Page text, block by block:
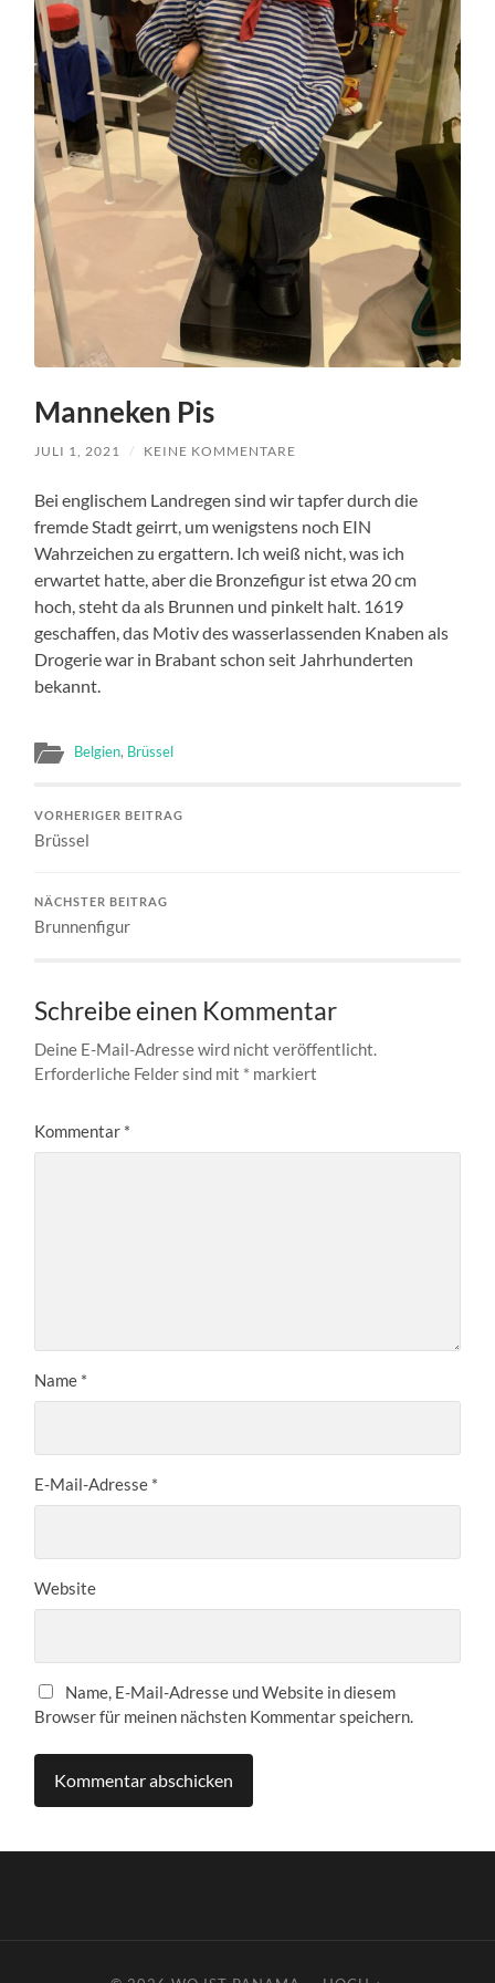
Manneken Pis
JULI 1, 2021 / KEINE KOMMENTARE
Bei englischem Landregen sind wir tapfer durch die
fremde Stadt geirrt, um wenigstens noch EIN
Wahrzeichen zu ergattern. Ich weiß nicht, was ich
erwartet hatte, aber die Bronzefigur ist etwa 20 cm
hoch, steht da als Brunnen und pinkelt halt. 1619
geschaffen, das Motiv des wasserlassenden Knaben als
Drogerie war in Brabant schon seit Jahrhunderten
bekannt.
Belgien, Brüssel
VORHERIGER BEITRAG
Brüssel
NÄCHSTER BEITRAG
Brunnenfigur
Schreibe einen Kommentar
Deine E-Mail-Adresse wird nicht veröffentlicht.
Erforderliche Felder sind mit * markiert
Kommentar *
Name *
E-Mail-Adresse *
Website
Name, E-Mail-Adresse und Website in diesem
Browser für meinen nächsten Kommentar speichern.